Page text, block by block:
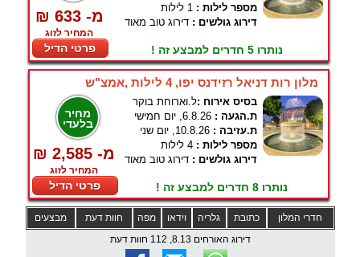
₪ 633 -מ
המחיר לזוג
פרטי הדיל
מספר לילות : 1 לילות
דירוג גולשים : דירוג טוב מאוד
נותרו 5 חדרים למבצע זה !
מלון רות דניאל רזידנס יפו, 4 לילות ,אמצ"ש
מחיר
בלעדי
₪ 2,585 -מ
המחיר לזוג
פרטי הדיל
בסיס אירוח :ל.וארוחת בוקר
ת.הגעה : 6.8.26, יום חמישי
ת.עזיבה : 10.8.26, יום שני
מספר לילות : 4 לילות
דירוג גולשים : דירוג טוב מאוד
נותרו 8 חדרים למבצע זה !
מבצעים חוות דעת מפה וידאו גלריה כתובת
חדרי המלון
דירוג האורחים 8.13, 112 חוות דעת